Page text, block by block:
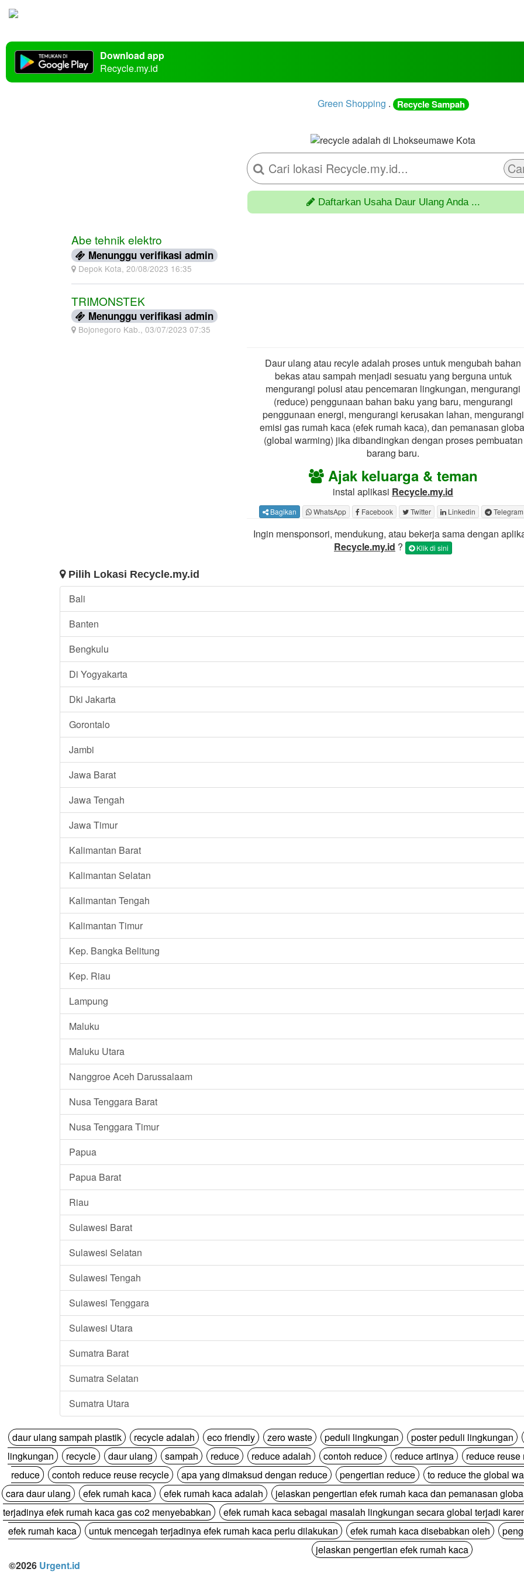
Download app
Recycle.my.id
Green Shopping . Recycle Sampah
Daftarkan Usaha Daur Ulang Anda ...
Abe tehnik elektro
Menunggu verifikasi admin
Depok Kota, 20/08/2023 16:35
TRIMONSTEK
Menunggu verifikasi admin
Bojonegoro Kab., 03/07/2023 07:35
Daur ulang atau recyle adalah proses untuk mengubah bahan
bekas atau sampah menjadi sesuatu yang berguna untuk
mengurangi polusi atau pencemaran lingkungan, mengurangi
(reduce) penggunaan bahan baku yang baru, mengurangi
penggunaan energi, mengurangi kerusakan lahan, mengurangi
emisi gas rumah kaca (efek rumah kaca), dan pemanasan
(global warming) jika dibandingkan dengan proses pembuatan
barang baru.
Ajak keluarga & teman
instal aplikasi Recycle.my.id
Bagikan WhatsApp Facebook Twitter Linkedin Telegram
Ingin mensponsori, mendukung, atau bekerja sama dengan
Recycle.my.id ? Klik di sini
Pilih Lokasi Recycle.my.id
Bali
Banten
Bengkulu
Di Yogyakarta
Dki Jakarta
Gorontalo
Jambi
Jawa Barat
Jawa Tengah
Jawa Timur
Kalimantan Barat
Kalimantan Selatan
Kalimantan Tengah
Kalimantan Timur
Kep. Bangka Belitung
Kep. Riau
Lampung
Maluku
Maluku Utara
Nanggroe Aceh Darussalaam
Nusa Tenggara Barat
Nusa Tenggara Timur
Papua
Papua Barat
Riau
Sulawesi Barat
Sulawesi Selatan
Sulawesi Tengah
Sulawesi Tenggara
Sulawesi Utara
Sumatra Barat
Sumatra Selatan
Sumatra Utara
daur ulang sampah plastik recycle adalah eco friendly zero waste peduli lingkungan
poster peduli lingkungan
lingkungan
recycle daur ulang sampah reduce reduce adalah contoh reduce reduce artinya
reduce
reduce
contoh reduce reuse recycle apa yang dimaksud dengan reduce pengertian reduce
to reduce the global
cara daur ulang
efek rumah kaca efek rumah kaca adalah
jelaskan pengertian efek rumah kaca dan pemanasan
terjadinya efek rumah kaca gas co2 menyebabkan
efek rumah kaca sebagai masalah lingkungan secara global terjadi
efek rumah kaca
untuk mencegah terjadinya efek rumah kaca perlu dilakukan efek rumah kaca disebabkan oleh
jelaskan pengertian efek rumah kaca
©2026 Urgent.id